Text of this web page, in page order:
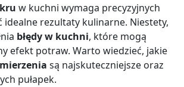
w kuchni wymaga precyzyjnych
idealne rezultaty kulinarne. Niestety,
błędy w kuchni, które mogą
efekt potraw. Warto wiedzieć, jakie
są najskuteczniejsze oraz
pułapek.